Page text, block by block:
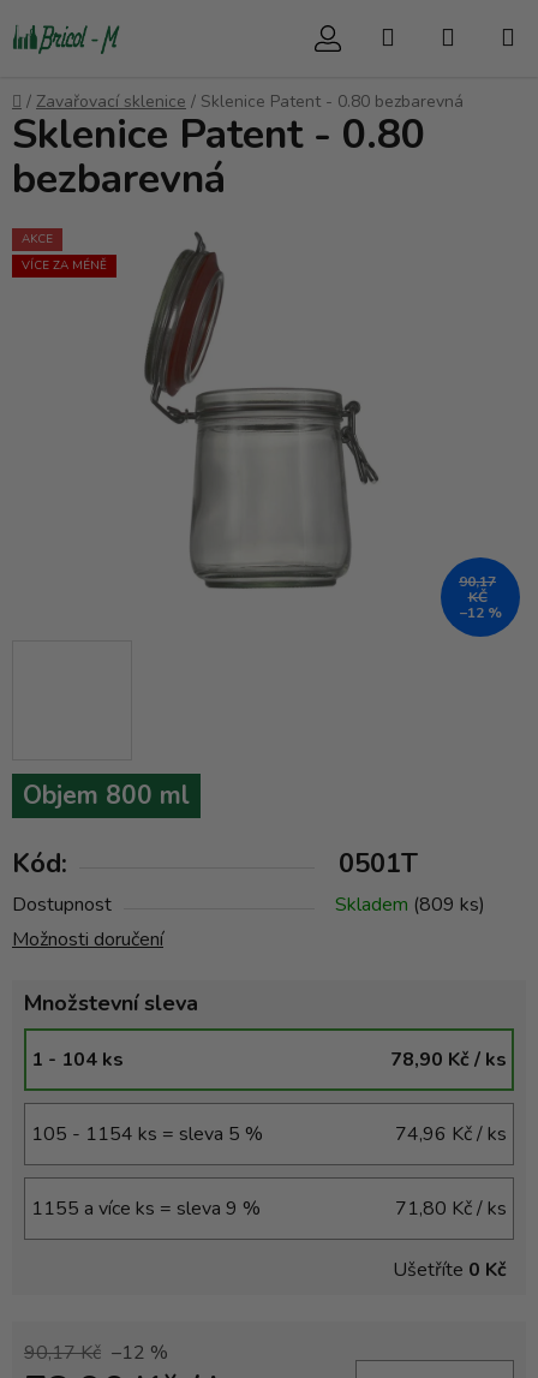
na
Hledat
Domů
/ Zavařovací sklenice / Sklenice Patent - 0.80 bezbarevná
Objem 800 ml
Kód: 0501T
Dostupnost Skladem (809 ks)
Možnosti doručení
Množstevní sleva
1 - 104 ks 78,90 Kč/ ks
105 - 1154 ks = sleva 5 % 74,96 Kč/ ks
1155 a více ks = sleva 9 % 71,80 Kč/ ks
Ušetříte 0 Kč
90,17 Kč –12 %
Sklenice Patent - 0.80
bezbarevná
AKCE
VÍCE ZA MÉNĚ
90,17
KČ
–12 %